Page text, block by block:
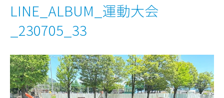
LINE_ALBUM_運動大会
_230705_33